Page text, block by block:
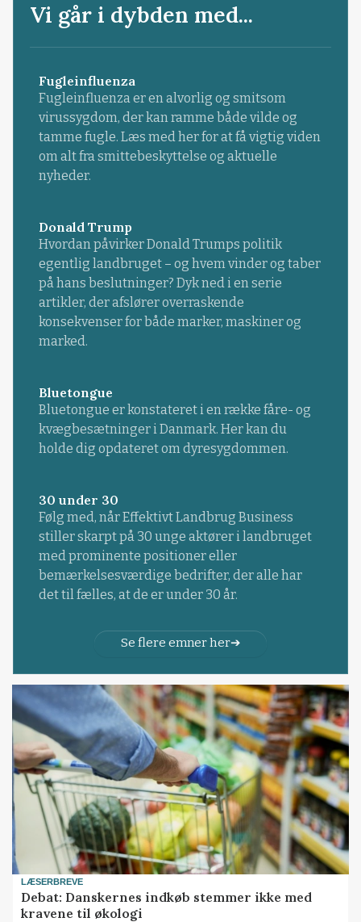
Vi går i dybden med...
Fugleinfluenza
Fugleinfluenza er en alvorlig og smitsom
virussygdom, der kan ramme både vilde og
tamme fugle. Læs med her for at få vigtig viden
om alt fra smittebeskyttelse og aktuelle
nyheder.
Donald Trump
Hvordan påvirker Donald Trumps politik
egentlig landbruget – og hvem vinder og taber
på hans beslutninger? Dyk ned i en serie
artikler, der afslører overraskende
konsekvenser for både marker, maskiner og
marked.
Bluetongue
Bluetongue er konstateret i en række fåre- og
kvægbesætninger i Danmark. Her kan du
holde dig opdateret om dyresygdommen.
30 under 30
Følg med, når Effektivt Landbrug Business
stiller skarpt på 30 unge aktører i landbruget
med prominente positioner eller
bemærkelsesværdige bedrifter, der alle har
det til fælles, at de er under 30 år.
Se flere emner her
LÆSERBREVE
Debat: Danskernes indkøb stemmer ikke med
kravene til økologi